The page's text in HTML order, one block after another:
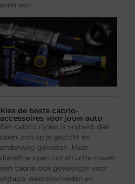
even een
Kies de beste cabrio-
accessoires voor jouw auto
Een cabrio rijden is vrijheid: dak
open, zon op je gezicht en
onderweg genieten. Maar
diezelfde open constructie maakt
een cabrio ook gevoeliger voor
slijtage, weersinvloeden en